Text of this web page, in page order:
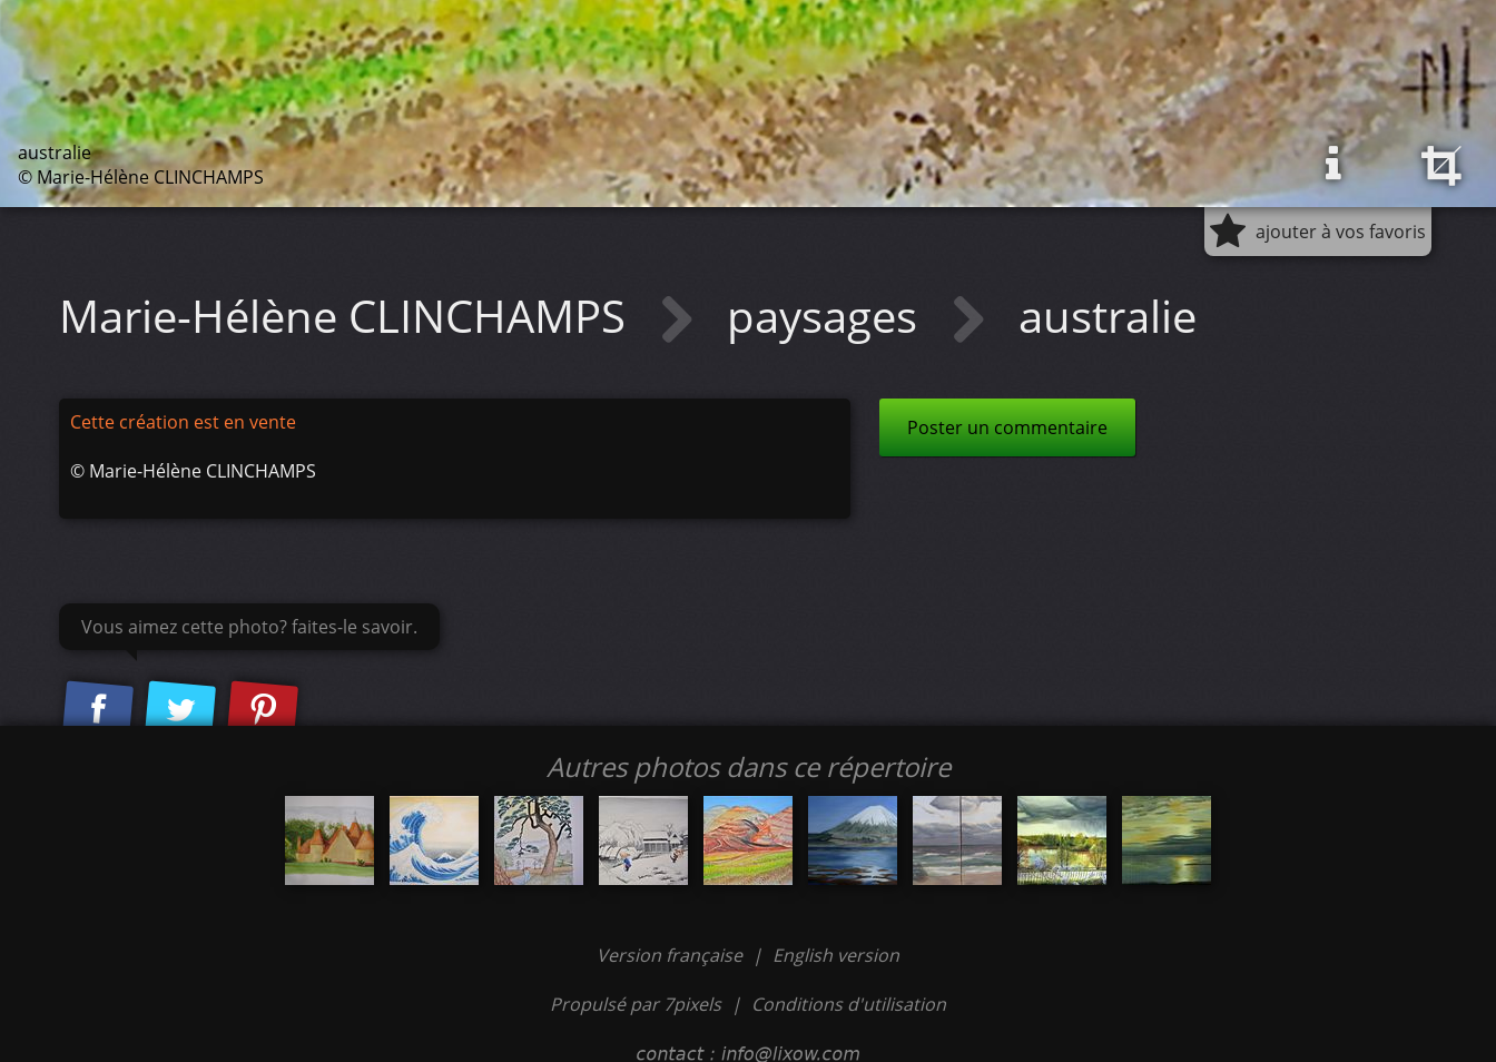
australie
© Marie-Hélène CLINCHAMPS
ajouter à vos favoris
Marie-Hélène CLINCHAMPS paysages australie
Cette création est en vente
© Marie-Hélène CLINCHAMPS
Poster un commentaire
Vous aimez cette photo? faites-le savoir.
Autres photos dans ce répertoire
Version française | English version
Propulsé par 7pixels | Conditions d'utilisation